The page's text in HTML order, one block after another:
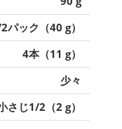
パック（40 g）
4本（11 g）
少々
さじ1/2（2 g）